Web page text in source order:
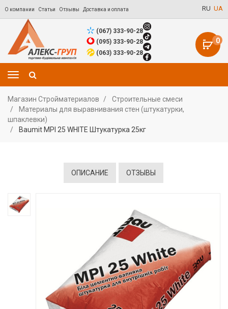
О компании Статьи Отзывы Доставка и оплата RU UA
0
(067) 333-90-28
(095) 333-90-28
(063) 333-90-28
Магазин Стройматериалов
Строительные смеси
Материалы для выравнивания стен (штукатурки,
шпаклевки)
Baumit MPI 25 WHITE Штукатурка 25кг
ОПИСАНИЕ ОТЗЫВЫ